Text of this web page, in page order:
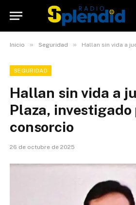
Inicio » Seguridad » Hallan sin vida a juez Lea
SEGURIDAD
Hallan sin vida a
Plaza, investigado
consorcio
26 de octubre de 2025